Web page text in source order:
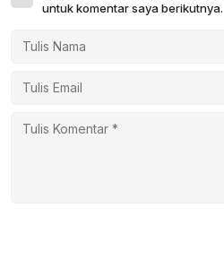
untuk komentar saya berikutnya.